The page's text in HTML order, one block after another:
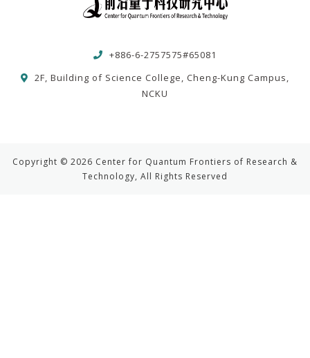
+886-6-2757575#65081
2F, Building of Science College, Cheng-Kung Campus,
NCKU
Copyright © 2026 Center for Quantum Frontiers of Research &
Technology, All Rights Reserved